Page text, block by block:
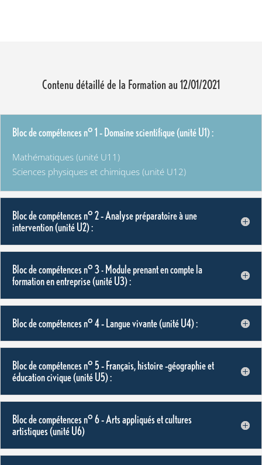
Contenu détaillé de la Formation au 12/01/2021
Bloc de compétences n° 1 – Domaine scientifique (unité U1) :
Mathématiques (unité U11)
Sciences physiques et chimiques (unité U12)
Bloc de compétences n° 2 – Analyse préparatoire à une
intervention (unité U2) :
Bloc de compétences n° 3 - Module prenant en compte la
formation en entreprise (unité U3) :
Bloc de compétences n° 4 – Langue vivante (unité U4) :
Bloc de compétences n° 5 – Français, histoire –géographie et
éducation civique (unité U5) :
Bloc de compétences n° 6 – Arts appliqués et cultures
artistiques (unité U6)